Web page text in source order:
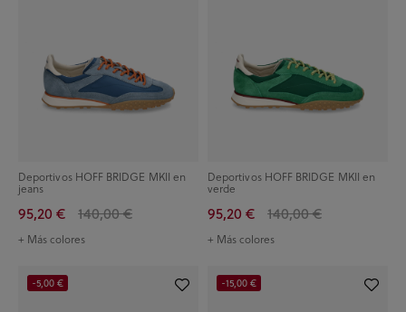
Deportivos HOFF BRIDGE MKII en
jeans
95,20 € 140,00 €
+ Más colores
Deportivos HOFF BRIDGE MKII en
verde
95,20 € 140,00 €
+ Más colores
-5,00 € -15,00 €